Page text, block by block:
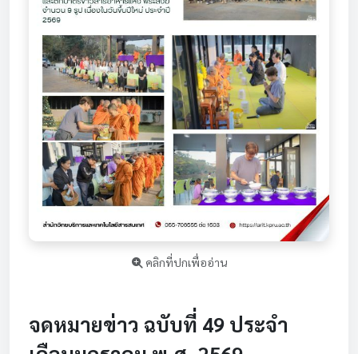
คลิกที่ปกเพื่ออ่าน
จดหมายข่าว ฉบับที่ 49 ประจำ